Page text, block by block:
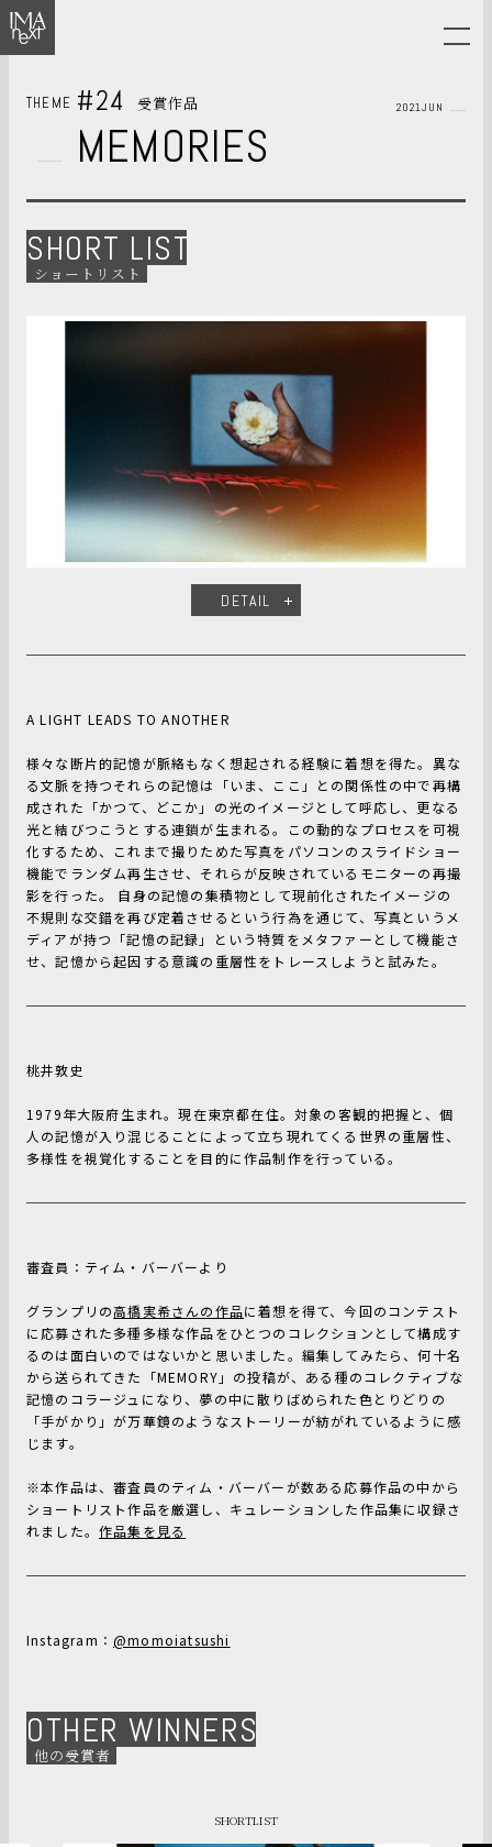
THEME #24 受賞作品 2021JUN
MEMORIES
SHORT LIST
ショートリスト
DETAIL
A LIGHT LEADS TO ANOTHER
様々な断片的記憶が脈絡もなく想起される経験に着想を得た。異な
る文脈を持つそれらの記憶は「いま、ここ」との関係性の中で再構
成された「かつて、どこか」の光のイメージとして呼応し、更なる
光と結びつこうとする連鎖が生まれる。この動的なプロセスを可視
化するため、これまで撮りためた写真をパソコンのスライドショー
機能でランダム再生させ、それらが反映されているモニターの再撮
影を行った。 自身の記憶の集積物として現前化されたイメージの
不規則な交錯を再び定着させるという行為を通じて、写真というメ
ディアが持つ「記憶の記録」という特質をメタファーとして機能さ
せ、記憶から起因する意識の重層性をトレースしようと試みた。
桃井敦史
1979年大阪府生まれ。現在東京都在住。対象の客観的把握と、個
人の記憶が入り混じることによって立ち現れてくる世界の重層性、
多様性を視覚化することを目的に作品制作を行っている。
審査員：ティム・バーバーより
グランプリの高橋実希さんの作品に着想を得て、今回のコンテスト
に応募された多種多様な作品をひとつのコレクションとして構成す
るのは面白いのではないかと思いました。編集してみたら、何十名
から送られてきた「MEMORY」の投稿が、ある種のコレクティブな
記憶のコラージュになり、夢の中に散りばめられた色とりどりの
「手がかり」が万華鏡のようなストーリーが紡がれているように感
じます。
※本作品は、審査員のティム・バーバーが数ある応募作品の中から
ショートリスト作品を厳選し、キュレーションした作品集に収録さ
れました。 作品集を見る
Instagram： @momoiatsushi
OTHER WINNERS
他の受賞者
SHORTLIST